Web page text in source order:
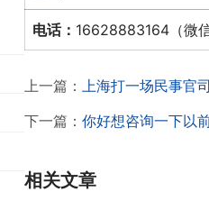
电话： 16628883164（微信
上一篇： 上海打一场民事官
下一篇： 你好想咨询一下以
相关文章